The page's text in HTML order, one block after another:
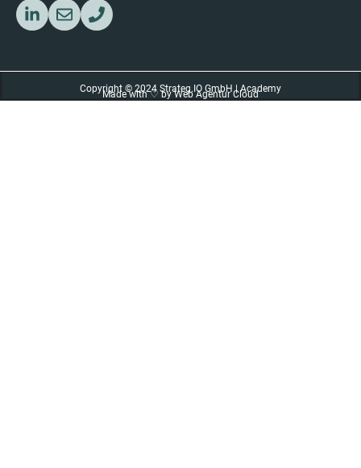
Copyright © 2024 Strateg.IO GmbH | Academy
Made with ♡ byWeb Agentur Cloud